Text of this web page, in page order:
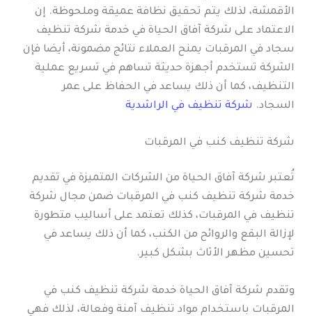
الأقمشة، لذلك يتم تحقيق نظافة عميقة وملحوظة. إن
الاعتماد على شركة آفاق الحياة في خدمة شركة تنظيف
سجاد في المرقبات يمنح العملاء نتائج مضمونة، أيضا فإن
الشركة تستخدم أجهزة حديثة تساهم في تسريع عملية
التنظيف، كما أن ذلك يساعد في الحفاظ على عمر
السجاد. شركة تنظيف في الراشدية
شركة تنظيف كنب في المرقبات
تُعتبر شركة آفاق الحياة من الشركات المتميزة في تقديم
خدمة شركة تنظيف كنب في المرقبات ضمن مجال شركة
تنظيف في المرقبات، كذلك تعتمد على أساليب متطورة
لإزالة البقع والروائح من الكنب، كما أن ذلك يساعد في
تحسين مظهر الأثاث بشكل كبير.
وتقدم شركة آفاق الحياة خدمة شركة تنظيف كنب في
المرقبات باستخدام مواد تنظيف آمنة وفعالة، لذلك فهي